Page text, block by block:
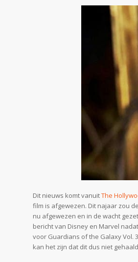
Dit nieuws komt vanuitThe
film is afgewezen. Dit najaar zou
nu afgewezen en in de wacht
bericht van Disney en Marvel
voor Guardians of the Galaxy Vol.
kan het zijn dat dit dus niet